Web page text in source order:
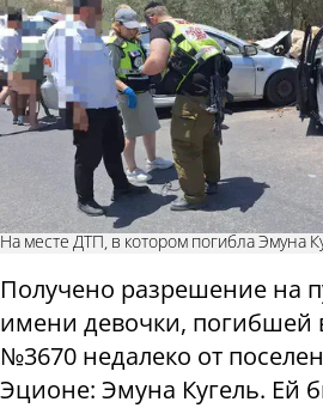
На месте ДТП, в котором погибла Эмуна
Получено разрешение на
имени девочки, погибшей
№3670 недалеко от
Эционе: Эмуна Кугель. Ей